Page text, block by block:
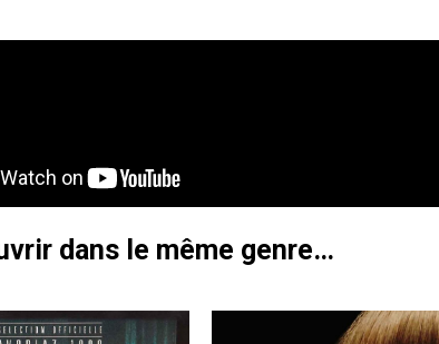
dans le même genre…